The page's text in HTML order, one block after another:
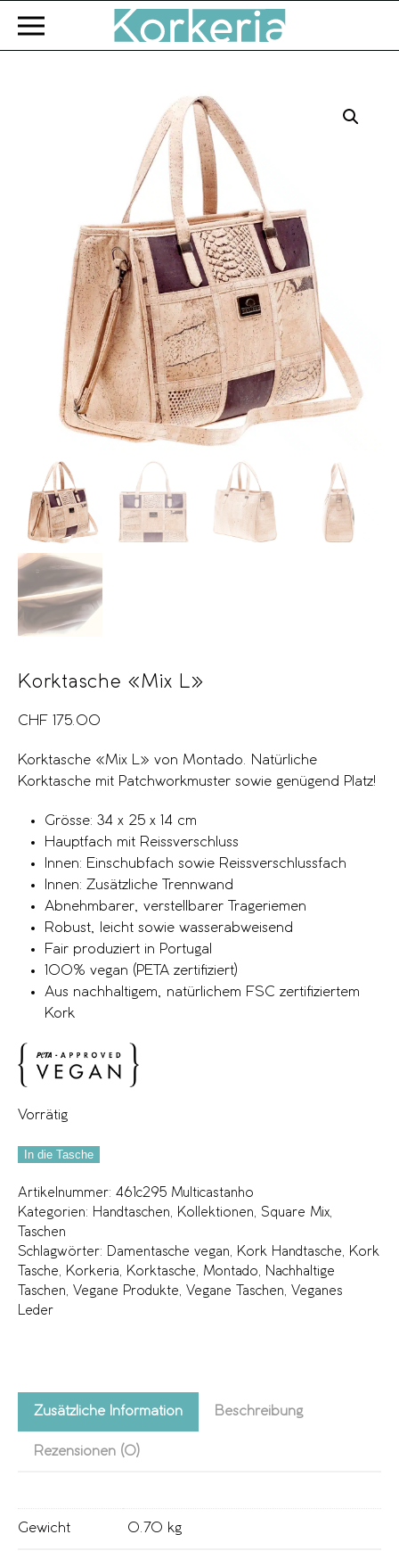
Zum Hauptinhalt springen
Korktasche «Mix L»
CHF 175.00
Korktasche «Mix L» von Montado. Natürliche
Korktasche mit Patchworkmuster sowie genügend Platz!
Grösse: 34 x 25 x 14 cm
Hauptfach mit Reissverschluss
Innen: Einschubfach sowie Reissverschlussfach
Innen: Zusätzliche Trennwand
Abnehmbarer, verstellbarer Trageriemen
Robust, leicht sowie wasserabweisend
Fair produziert in Portugal
100% vegan (PETA zertifiziert)
Aus nachhaltigem, natürlichem FSC zertifiziertem
Kork
Vorrätig
In die Tasche
Artikelnummer: 461c295 Multicastanho
Kategorien: Handtaschen, Kollektionen, Square Mix,
Taschen
Schlagwörter: Damentasche vegan, Kork Handtasche, Kork
Tasche, Korkeria, Korktasche, Montado,
Nachhaltige
Taschen, Vegane Produkte, Vegane Taschen, Veganes
Leder
Zusätzliche Information Beschreibung
Rezensionen (0)
Gewicht 0.70 kg